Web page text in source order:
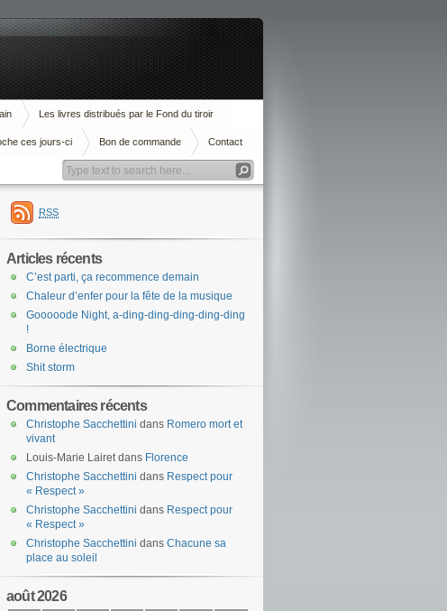
Les livres distribués par le Fond du tiroir
ces jours-ci Bon de commande Contact
RSS
Articles récents
C’est parti, ça recommence demain
Chaleur d’enfer pour la fête de la musique
Gooooode Night, a-ding-ding-ding-ding-ding
!
Borne électrique
Shit storm
Commentaires récents
Christophe Sacchettini dans Romero mort et
vivant
Louis-Marie Lairetdans Florence
Christophe Sacchettini dans Respect pour
« Respect »
Christophe Sacchettini dans Respect pour
« Respect »
Christophe Sacchettini dans Chacune sa
place au soleil
août 2026